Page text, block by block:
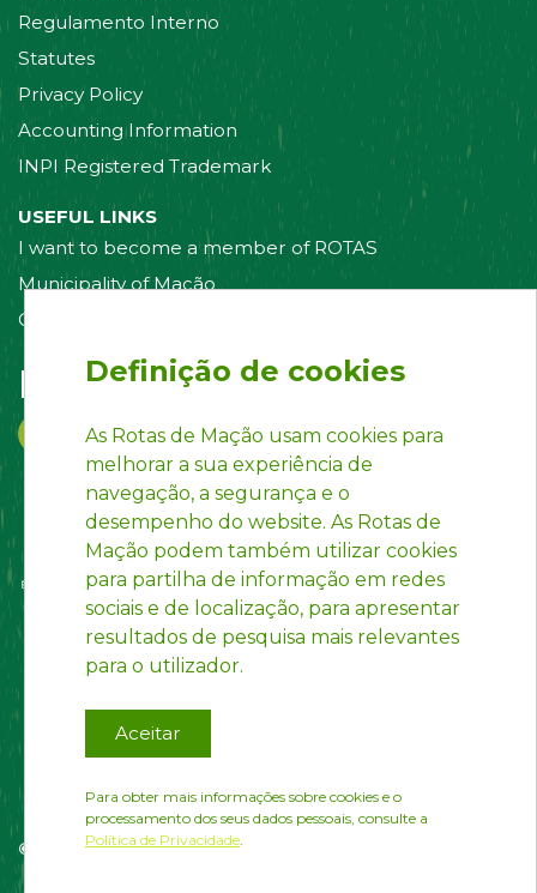
Regulamento Interno
Statutes
Privacy Policy
Accounting Information
INPI Registered Trademark
USEFUL LINKS
I want to become a member of ROTAS
Municipality of Mação
Contact us
Follow us on:
© Rotas de Mação | Developed by
Definição de cookies
As Rotas de Mação usam cookies para
melhorar a sua experiência de
navegação, a segurança e o
desempenho do website. As Rotas de
Mação podem também utilizar cookies
para partilha de informação em redes
sociais e de localização, para apresentar
resultados de pesquisa mais relevantes
para o utilizador.
Aceitar
Para obter mais informações sobre cookies e o
processamento dos seus dados pessoais, consulte a
Política de Privacidade.